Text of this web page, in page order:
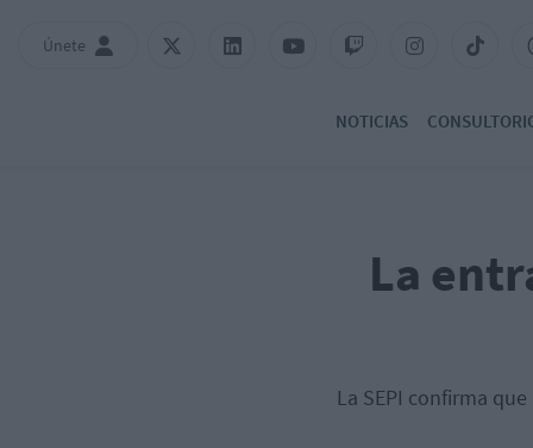
Únete
NOTICIAS
La
La SEPI confirma